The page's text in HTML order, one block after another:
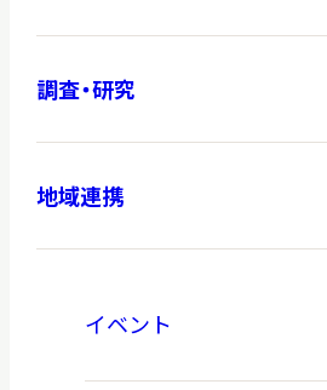
調査・研究
地域連携
イベント